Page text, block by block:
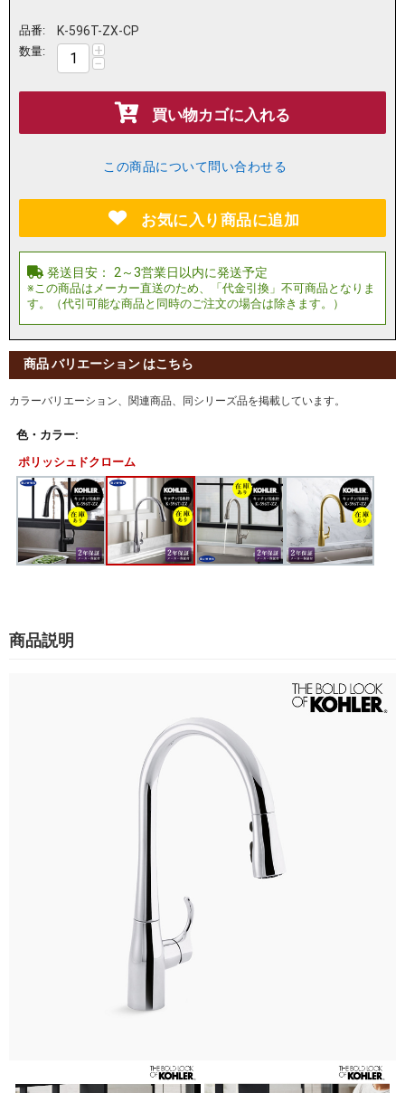
品番: K-596T-ZX-CP
数量: +
−
買い物カゴに入れる
この商品について問い合わせる
お気に入り商品に追加
商品 バリエーション はこちら
カラーバリエーション、関連商品、同シリーズ品を掲載しています。
色・カラー:
ポリッシュドクローム
商品説明